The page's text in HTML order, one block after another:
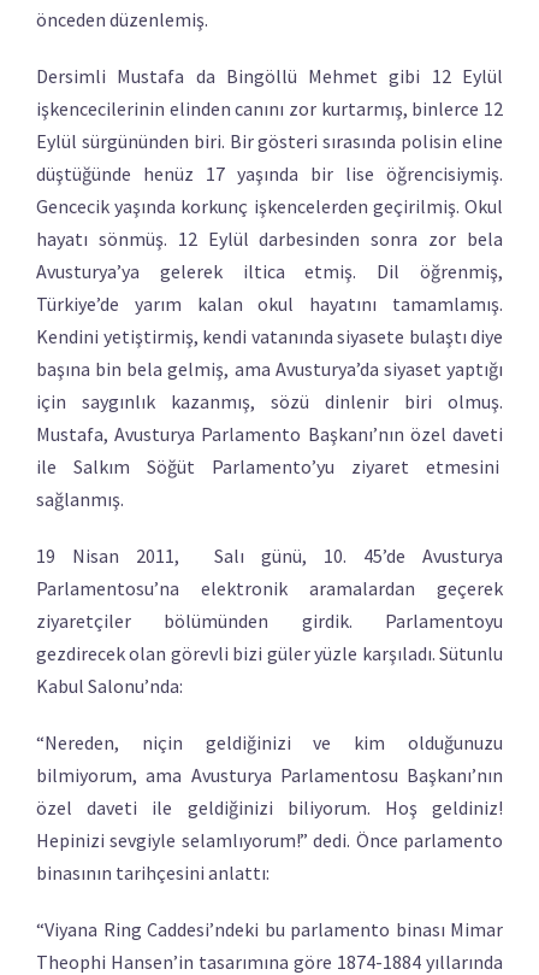
önceden düzenlemiş.
Dersimli Mustafa da Bingöllü Mehmet gibi 12 Eylül
işkencecilerinin elinden canını zor kurtarmış, binlerce 12
Eylül sürgününden biri. Bir gösteri sırasında polisin eline
düştüğünde henüz 17 yaşında bir lise öğrencisiymiş.
Gencecik yaşında korkunç işkencelerden geçirilmiş. Okul
hayatı sönmüş. 12 Eylül darbesinden sonra zor bela
Avusturya’ya gelerek iltica etmiş. Dil öğrenmiş,
Türkiye’de yarım kalan okul hayatını tamamlamış.
Kendini yetiştirmiş, kendi vatanında siyasete bulaştı diye
başına bin bela gelmiş, ama Avusturya’da siyaset yaptığı
için saygınlık kazanmış, sözü dinlenir biri olmuş.
Mustafa, Avusturya Parlamento Başkanı’nın özel daveti
ile Salkım Söğüt Parlamento’yu ziyaret etmesini
sağlanmış.
19 Nisan 2011, Salı günü, 10. 45’de Avusturya
Parlamentosu’na elektronik aramalardan geçerek
ziyaretçiler bölümünden girdik. Parlamentoyu
gezdirecek olan görevli bizi güler yüzle karşıladı. Sütunlu
Kabul Salonu’nda:
“Nereden, niçin geldiğinizi ve kim olduğunuzu
bilmiyorum, ama Avusturya Parlamentosu Başkanı’nın
özel daveti ile geldiğinizi biliyorum. Hoş geldiniz!
Hepinizi sevgiyle selamlıyorum!” dedi. Önce parlamento
binasının tarihçesini anlattı:
“Viyana Ring Caddesi’ndeki bu parlamento binası Mimar
Theophi Hansen’in tasarımına göre 1874-1884 yıllarında